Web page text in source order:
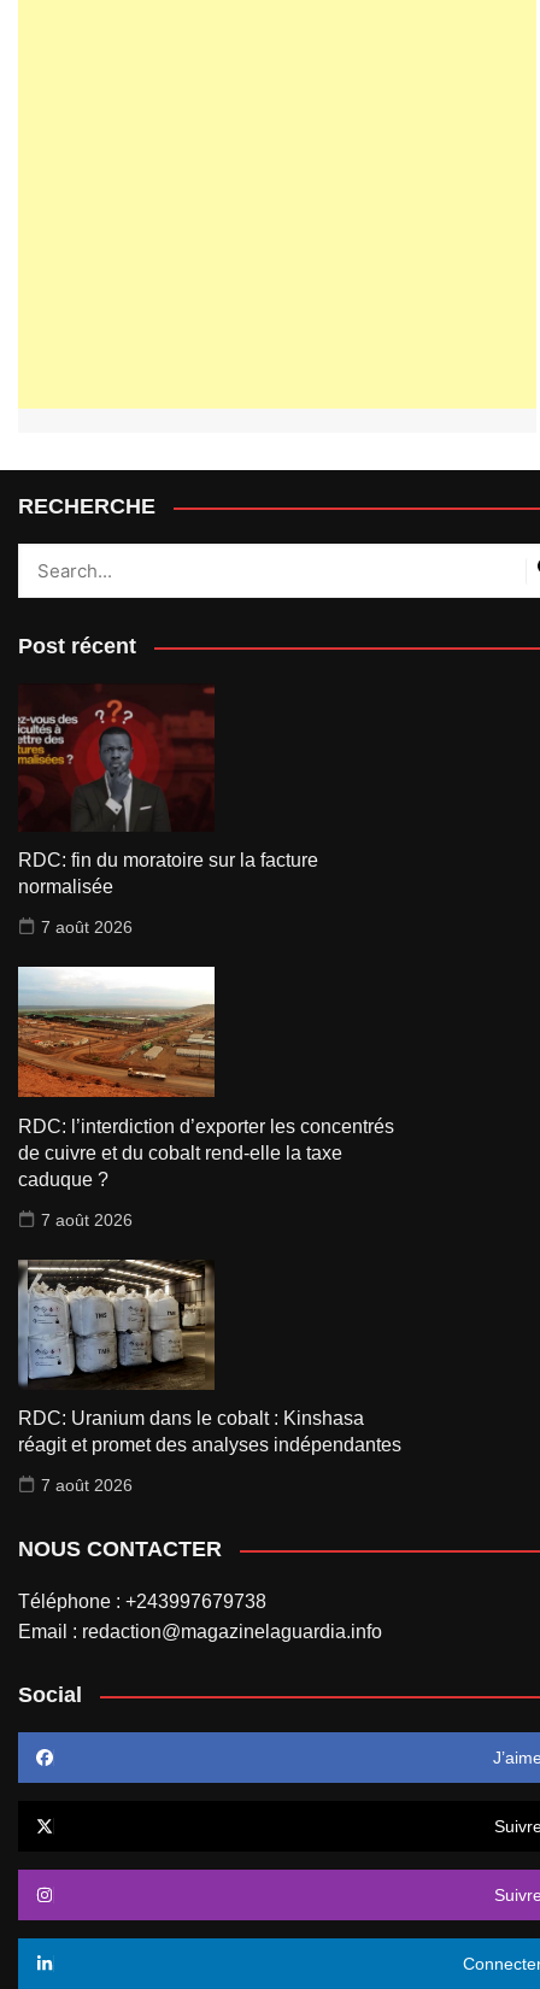
RECHERCHE
Post récent
RDC: fin du moratoire sur la facture
normalisée
7 août 2026
RDC: l’interdiction d’exporter les concentrés
de cuivre et du cobalt rend-elle la taxe
caduque ?
7 août 2026
RDC: Uranium dans le cobalt : Kinshasa
réagit et promet des analyses indépendantes
7 août 2026
NOUS CONTACTER
Téléphone : +243997679738
Email : redaction@magazinelaguardia.info
Social